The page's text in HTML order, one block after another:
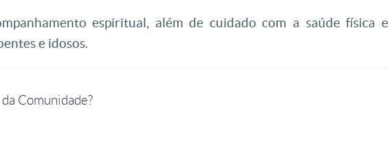
espiritual, além de cuidado com a saúde física e
e idosos.
Comunidade?